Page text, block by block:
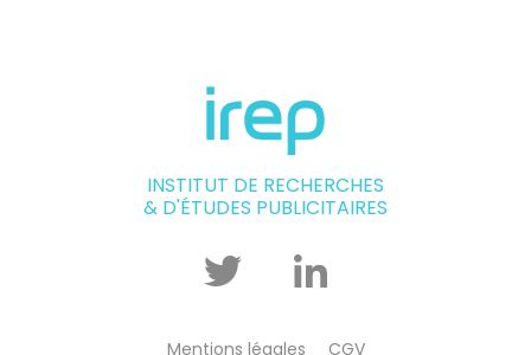
INSTITUT DE RECHERCHES
& D'ÉTUDES PUBLICITAIRES
Twitter Linkedin
Mentions légales CGV